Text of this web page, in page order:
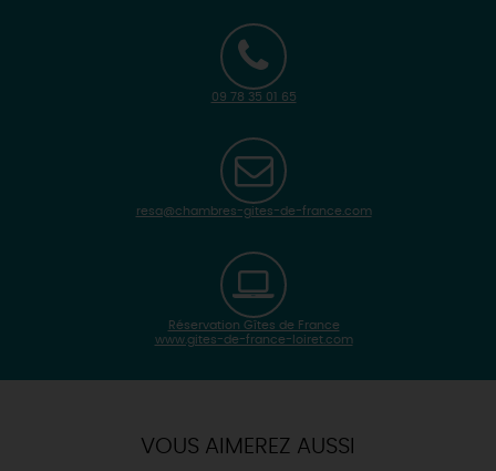
09 78 35 01 65
resa@chambres-gites-de-france.com
Réservation Gîtes de France
www.gites-de-france-loiret.com
VOUS AIMEREZ AUSSI